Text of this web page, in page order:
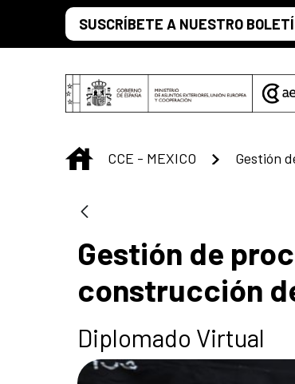
Saltar al contenido principal
SUSCRÍBETE A NUESTRO
INICIO
CCE - MEXICO
Gestión de
construcción
Diplomado Virtual